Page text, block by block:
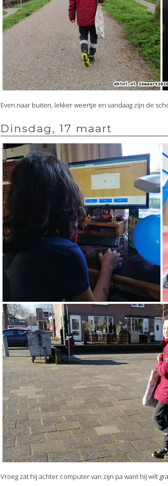
Even naar buiten, lekker weertje en vandaag zijn de
Dinsdag, 17 maart
Vroeg zat hij achter computer van zijn pa want hij wilt